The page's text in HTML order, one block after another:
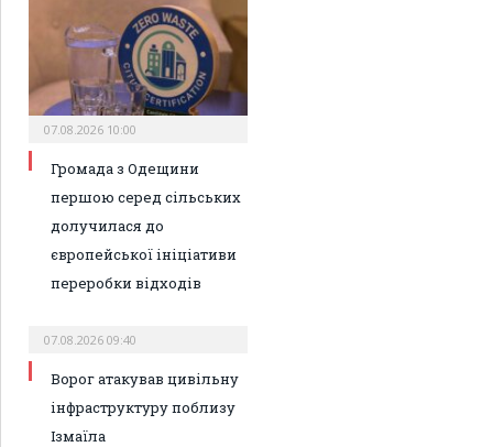
07.08.2026 10:00
Громада з Одещини
першою серед сільських
долучилася до
європейської ініціативи
переробки відходів
07.08.2026 09:40
Ворог атакував цивільну
інфраструктуру поблизу
Ізмаїла